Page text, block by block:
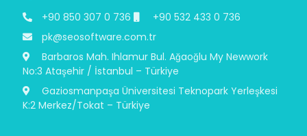
+90 850 307 0 736
+90 532 433 0 736
pk@seosoftware.com.tr
Barbaros Mah. Ihlamur Bul. Ağaoğlu My Newwork
No:3 Ataşehir / İstanbul – Türkiye
Gaziosmanpaşa Üniversitesi Teknopark Yerleşkesi
K:2 Merkez/Tokat – Türkiye